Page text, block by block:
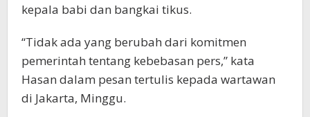
kepala babi dan bangkai tikus.
“Tidak ada yang berubah dari komitmen
pemerintah tentang kebebasan pers,” kata
Hasan dalam pesan tertulis kepada wartawan
di Jakarta, Minggu.